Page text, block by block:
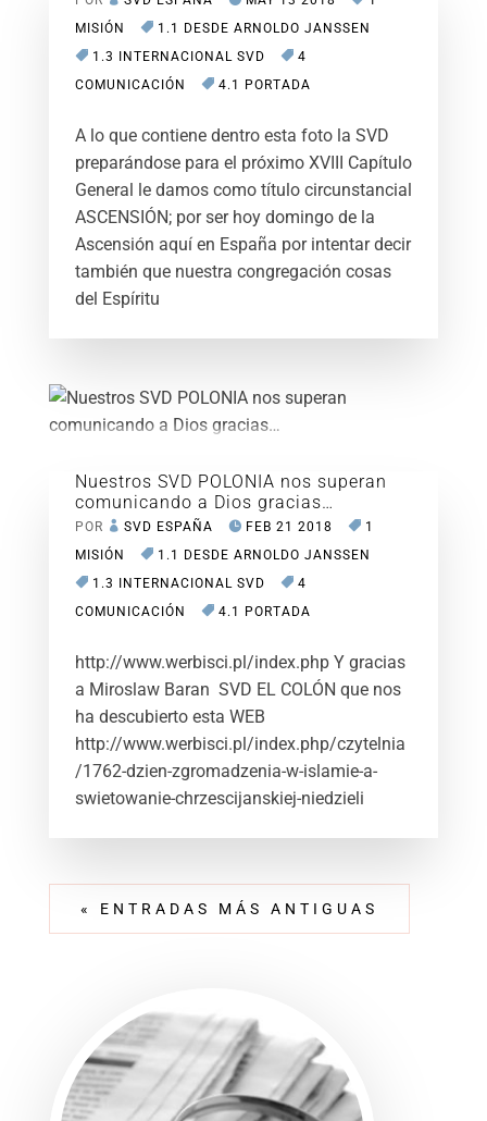
MISIÓN
1.1 DESDE ARNOLDO JANSSEN
1.3 INTERNACIONAL SVD
4
COMUNICACIÓN
4.1 PORTADA
A lo que contiene dentro esta foto la SVD
preparándose para el próximo XVIII Capítulo
General le damos como título circunstancial
ASCENSIÓN; por ser hoy domingo de la
Ascensión aquí en España por intentar decir
también que nuestra congregación cosas
del Espíritu
Nuestros SVD POLONIA nos superan
comunicando a Dios gracias…
POR SVD ESPAÑA FEB 21 2018
1
MISIÓN
1.1 DESDE ARNOLDO JANSSEN
1.3 INTERNACIONAL SVD
4
COMUNICACIÓN
4.1 PORTADA
http://www.werbisci.pl/index.php Y gracias
a Miroslaw Baran SVD EL COLÓN que nos
ha descubierto esta WEB
http://www.werbisci.pl/index.php/czytelnia
/1762-dzien-zgromadzenia-w-islamie-a-
swietowanie-chrzescijanskiej-niedzieli
« ENTRADAS MÁS ANTIGUAS